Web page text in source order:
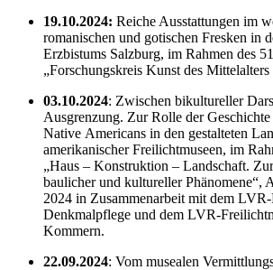
19.10.2024: Reiche Ausstattungen im
romanischen und gotischen Fresken in
Erzbistums Salzburg, im Rahmen des
„Forschungskreis Kunst des
03.10.2024: Zwischen bikultureller
Ausgrenzung. Zur Rolle der
Native Americans in den gestalteten
amerikanischer Freilichtmuseen, im
„Haus – Konstruktion – Landschaft.
baulicher und kultureller Phänomene“,
2024 in Zusammenarbeit mit dem
Denkmalpflege und dem LVR-
Kommern.
22.09.2024: Vom musealen